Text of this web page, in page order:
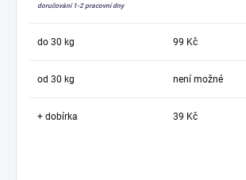
doručování 1-2 pracovní dny
do 30 kg 99 Kč
od 30 kg není možné
+ dobírka 39 Kč